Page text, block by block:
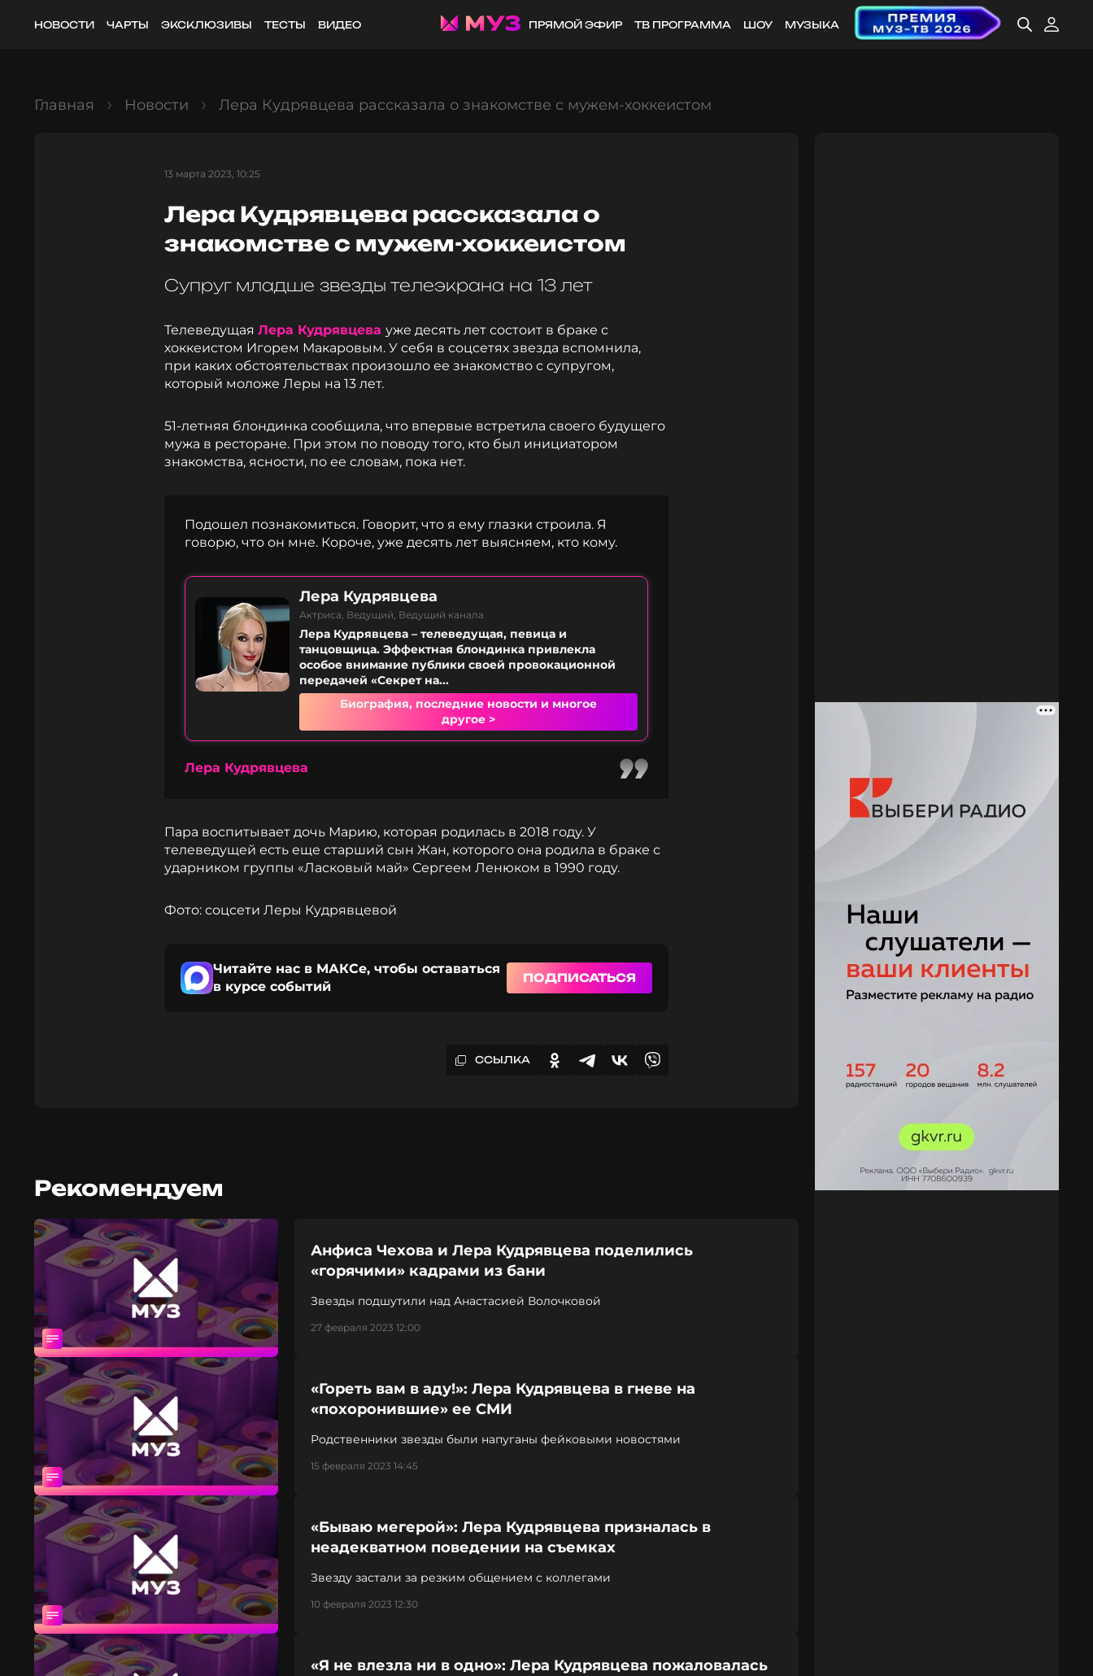
НОВОСТИ ЧАРТЫ ЭКСКЛЮЗИВЫ ТЕСТЫ ВИДЕО ПРЯМОЙ ЭФИР ТВ ПРОГРАММА ШОУ МУЗЫКА
Главная Новости Лера Кудрявцева рассказала о знакомстве с мужем-хоккеистом
13 марта 2023, 10:25
Лера Кудрявцева рассказала о
знакомстве с мужем-хоккеистом
Супруг младше звезды телеэкрана на 13 лет
Телеведущая Лера Кудрявцева уже десять лет состоит в браке с
хоккеистом Игорем Макаровым. У себя в соцсетях звезда вспомнила,
при каких обстоятельствах произошло ее знакомство с супругом,
который моложе Леры на 13 лет.
51-летняя блондинка сообщила, что впервые встретила своего будущего
мужа в ресторане. При этом по поводу того, кто был инициатором
знакомства, ясности, по ее словам, пока нет.
Подошел познакомиться. Говорит, что я ему глазки строила. Я
говорю, что он мне. Короче, уже десять лет выясняем, кто кому.
Лера Кудрявцева
Актриса, Ведущий, Ведущий канала
Лера Кудрявцева – телеведущая, певица и
танцовщица. Эффектная блондинка привлекла
особое внимание публики своей провокационной
передачей «Секрет на...
Биография, последние новости и многое
другое >
Лера Кудрявцева
Пара воспитывает дочь Марию, которая родилась в 2018 году. У
телеведущей есть еще старший сын Жан, которого она родила в браке с
ударником группы «Ласковый май» Сергеем Ленюком в 1990 году.
Фото: соцсети Леры Кудрявцевой
Читайте нас в МАКСе, чтобы оставаться
в курсе событий
ПОДПИСАТЬСЯ
ССЫЛКА
Рекомендуем
Анфиса Чехова и Лера Кудрявцева поделились
«горячими» кадрами из бани
Звезды подшутили над Анастасией Волочковой
27 февраля 2023 12:00
«Гореть вам в аду!»: Лера Кудрявцева в гневе на
«похоронившие» ее СМИ
Родственники звезды были напуганы фейковыми новостями
15 февраля 2023 14:45
«Бываю мегерой»: Лера Кудрявцева призналась в
неадекватном поведении на съемках
Звезду застали за резким общением с коллегами
10 февраля 2023 12:30
«Я не влезла ни в одно»: Лера Кудрявцева пожаловалась